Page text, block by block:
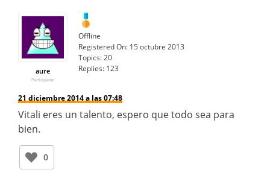
aure
Participante
Offline
Registered On: 15 octubre 2013
Topics:20
Replies: 123
21 diciembre 2014 a las 07:48
Vitali eres un talento, espero que todo sea para
bien.
0